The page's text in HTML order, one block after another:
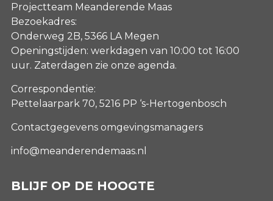
Projectteam Meanderende Maas
Bezoekadres:
Onderweg 2B, 5366 LA Megen
Openingstijden: werkdagen van 10:00 tot 16:00
uur. Zaterdagen zie onze agenda.
Correspondentie:
Pettelaarpark 70, 5216 PP ‘s-Hertogenbosch
Contactgegevens omgevingsmanagers
info@meanderendemaas.nl
BLIJF OP DE HOOGTE